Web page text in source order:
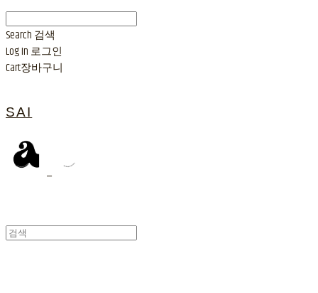
Search 검색
Log In 로그인
Cart장바구니
SAI